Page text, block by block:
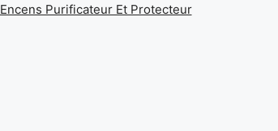
Encens Purificateur Et Protecteur